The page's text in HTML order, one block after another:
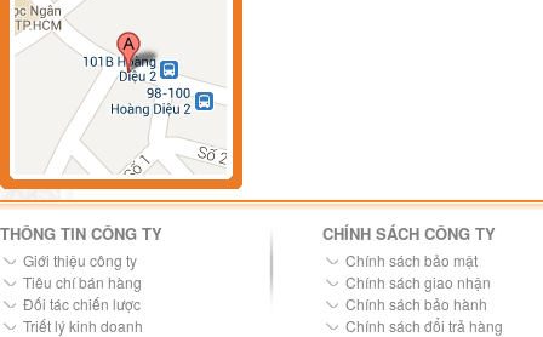
THÔNG TIN CÔNG TY
Giới thiệu công ty
Tiêu chí bán hàng
Đối tác chiến lược
Triết lý kinh doanh
CHÍNH SÁCH CÔNG TY
Chính sách bảo mật
Chính sách giao nhận
Chính sách bảo hành
Chính sách đổi trả hàng